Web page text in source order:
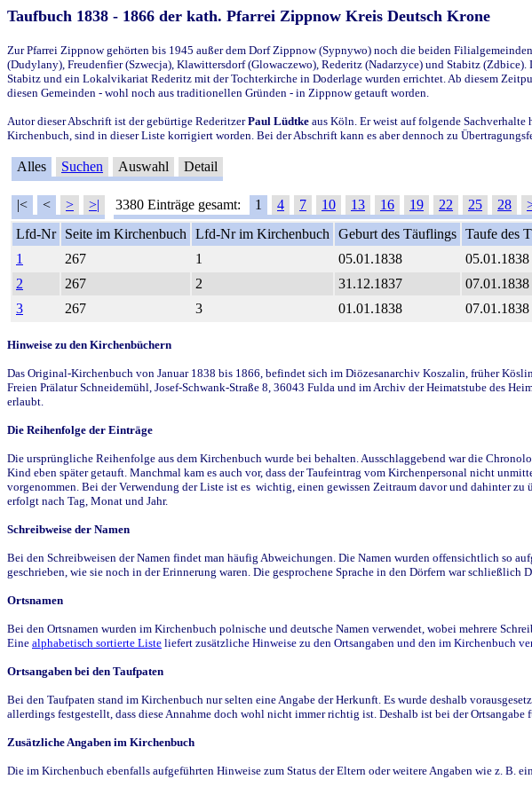
Taufbuch 1838 - 1866 der kath. Pfarrei Zippnow Kreis Deutsch Krone
Zur Pfarrei Zippnow gehörten bis 1945 außer dem Dorf Zippnow (Sypnywo) noch die beiden
(Dudylany), Freudenfier (Szwecja), Klawittersdorf (Glowaczewo), Rederitz (Nadarzyce) und Stabitz
Stabitz und ein Lokalvikariat Rederitz mit der Tochterkirche in Doderlage wurden errichtet. Ab diesem
diesen Gemeinden - wohl noch aus traditionellen Gründen - in Zippnow getauft worden.
Autor dieser Abschrift ist der gebürtige RederitzerPaul Lüdtke aus Köln. Er weist auf folgende
Kirchenbuch, sind in dieser Liste korrigiert worden. Bei der Abschrift kann es aber dennoch zu
Alles Suchen Auswahl Detail
|< < > >| 3380 Einträge gesamt: 1 4 7 10 13 16 19 22 25 28
Lfd-Nr
Seite im Kirchenbuch Lfd-Nr im Kirchenbuch Geburt des Täuflings Taufe des
1
267 1 05.01.1838 05.01.1838
2
267 2 31.12.1837 07.01.1838
3
267 3 01.01.1838 07.01.1838
Hinweise zu den Kirchenbüchern
Das Original-Kirchenbuch von Januar 1838 bis 1866, befindet sich im Diözesanarchiv Koszalin, früher
Freien Prälatur Schneidemühl, Josef-Schwank-Straße 8, 36043 Fulda und im Archiv der Heimatstube des
erlaubt.
Die Reihenfolge der Einträge
Die ursprüngliche Reihenfolge aus dem Kirchenbuch wurde bei behalten. Ausschlaggebend war die
Kind eben später getauft. Manchmal kam es auch vor, dass der Taufeintrag vom Kirchenpersonal nicht
vorgenommen. Bei der Verwendung der Liste ist es wichtig, einen gewissen Zeitraum davor und dahinter
erfolgt nach Tag, Monat und Jahr.
Schreibweise der Namen
Bei den Schreibweisen der Namen findet man häufig Abweichungen. Die Namen wurden offensichtlich so
geschrieben, wie sie noch in der Erinnerung waren. Die gesprochene Sprache in den Dörfern war
Ortsnamen
Bei den Ortsnamen wurden im Kirchenbuch polnische und deutsche Namen verwendet, wobei mehrere
Eine alphabetisch sortierte Liste liefert zusätzliche Hinweise zu den Ortsangaben und den im Kirchenbuch
Ortsangaben bei den Taufpaten
Bei den Taufpaten stand im Kirchenbuch nur selten eine Angabe der Herkunft. Es wurde deshalb
allerdings festgestellt, dass diese Annahme doch wohl nicht immer richtig ist. Deshalb ist bei der
Zusätzliche Angaben im Kirchenbuch
Die im Kirchenbuch ebenfalls aufgeführten Hinweise zum Status der Eltern oder weitere Angaben wie z. B.